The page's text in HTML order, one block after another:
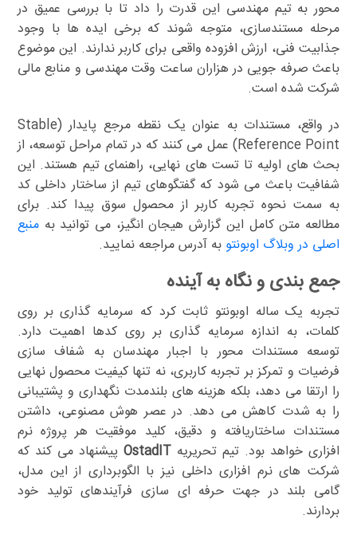
محور به تیم مهندسی این قدرت را داد تا با بررسی عمیق در
مرحله مستندسازی، متوجه شوند که برخی ایده ها با وجود
جذابیت فنی، ارزش افزوده واقعی برای کاربر ندارند. این موضوع
باعث صرفه جویی در هزاران ساعت وقت مهندسی و منابع مالی
شرکت شده است.
در واقع، مستندات به عنوان یک نقطه مرجع پایدار (Stable
Reference Point) عمل می کنند که در تمام مراحل توسعه، از
بحث های اولیه تا تست های نهایی، راهنمای تیم هستند. این
شفافیت باعث می شود که گفتگوهای تیم از ساختار داخلی کد
به سمت نحوه تجربه کاربر از محصول سوق پیدا کند. برای
مطالعه متن کامل این گزارش هیجان انگیز، می توانید به منبع
اصلی در وبلاگ اوبونتو به آدرس مراجعه نمایید.
جمع بندی و نگاه به آینده
تجربه یک ساله اوبونتو ثابت کرد که سرمایه گذاری بر روی
کلمات، به اندازه سرمایه گذاری بر روی کدها اهمیت دارد.
توسعه مستندات محور با اجبار مهندسان به شفاف سازی
فرضیات و تمرکز بر تجربه کاربری، نه تنها کیفیت محصول نهایی
را ارتقا می دهد، بلکه هزینه های بلندمدت نگهداری و پشتیبانی
را به شدت کاهش می دهد. در عصر هوش مصنوعی، داشتن
مستندات ساختاریافته و دقیق، کلید موفقیت هر پروژه نرم
افزاری خواهد بود. تیم تحریریه OstadIT پیشنهاد می کند که
شرکت های نرم افزاری داخلی نیز با الگوبرداری از این مدل،
گامی بلند در جهت حرفه ای سازی فرآیندهای تولید خود
بردارند.